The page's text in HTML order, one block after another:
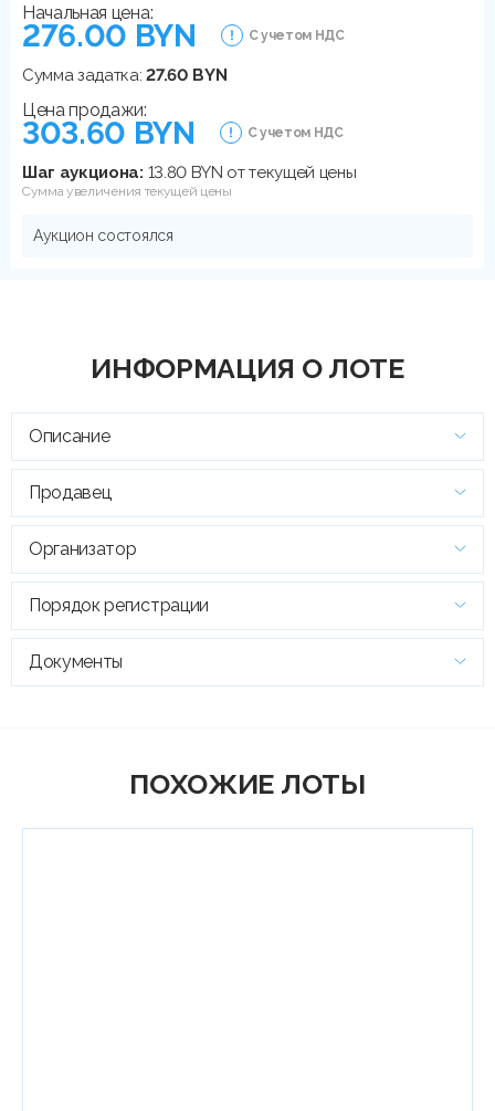
Начальная цена:
276.00 BYN С учетом НДС
Сумма задатка:27.60 BYN
Цена продажи:
303.60 BYN С учетом НДС
Шаг аукциона: 13.80 BYN от текущей цены
Сумма увеличения текущей цены
Аукцион состоялся
ИНФОРМАЦИЯ О ЛОТЕ
Описание
Продавец
Организатор
Порядок регистрации
Документы
ПОХОЖИЕ ЛОТЫ